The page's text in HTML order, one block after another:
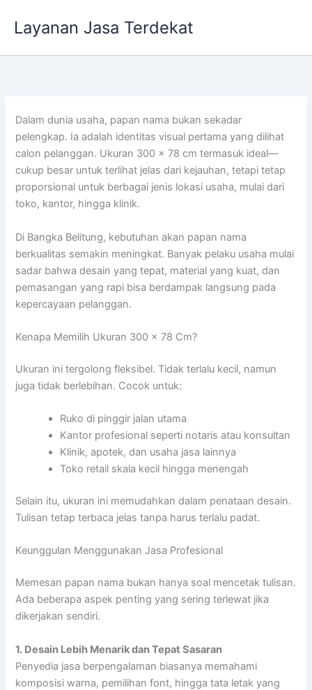
Layanan Jasa Terdekat
Dalam dunia usaha, papan nama bukan sekadar
pelengkap. Ia adalah identitas visual pertama yang dilihat
calon pelanggan. Ukuran 300 x 78 cm termasuk ideal—
cukup besar untuk terlihat jelas dari kejauhan, tetapi tetap
proporsional untuk berbagai jenis lokasi usaha, mulai dari
toko, kantor, hingga klinik.
Di Bangka Belitung, kebutuhan akan papan nama
berkualitas semakin meningkat. Banyak pelaku usaha mulai
sadar bahwa desain yang tepat, material yang kuat, dan
pemasangan yang rapi bisa berdampak langsung pada
kepercayaan pelanggan.
Kenapa Memilih Ukuran 300 x 78 Cm?
Ukuran ini tergolong fleksibel. Tidak terlalu kecil, namun
juga tidak berlebihan. Cocok untuk:
Ruko di pinggir jalan utama
Kantor profesional seperti notaris atau konsultan
Klinik, apotek, dan usaha jasa lainnya
Toko retail skala kecil hingga menengah
Selain itu, ukuran ini memudahkan dalam penataan desain.
Tulisan tetap terbaca jelas tanpa harus terlalu padat.
Keunggulan Menggunakan Jasa Profesional
Memesan papan nama bukan hanya soal mencetak tulisan.
Ada beberapa aspek penting yang sering terlewat jika
dikerjakan sendiri.
1. Desain Lebih Menarik dan Tepat Sasaran
Penyedia jasa berpengalaman biasanya memahami
komposisi warna, pemilihan font, hingga tata letak yang